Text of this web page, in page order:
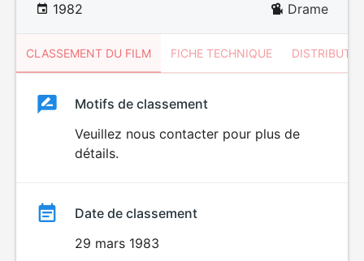
1982 Drame
CLASSEMENT DU FILM FICHE TECHNIQUE
ClassementClassement
Motifs de classement
Veuillez nous contacter pour plus de
détails.
Date de classement
29 mars 1983